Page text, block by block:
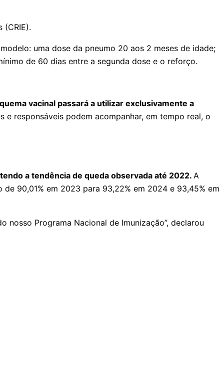
(CRIE).
uma dose da pneumo 20 aos 2 meses de idade;
de 60 dias entre a segunda dose e o reforço.
vacinal passará a utilizar exclusivamente a
responsáveis podem acompanhar, em tempo real, o
a tendência de queda observada até 2022. A
90,01% em 2023 para 93,22% em 2024 e 93,45% em
Programa Nacional de Imunização”, declarou